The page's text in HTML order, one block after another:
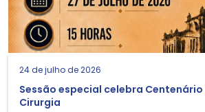
24 de julho de 2026
Sessão especial celebra
Cirurgia